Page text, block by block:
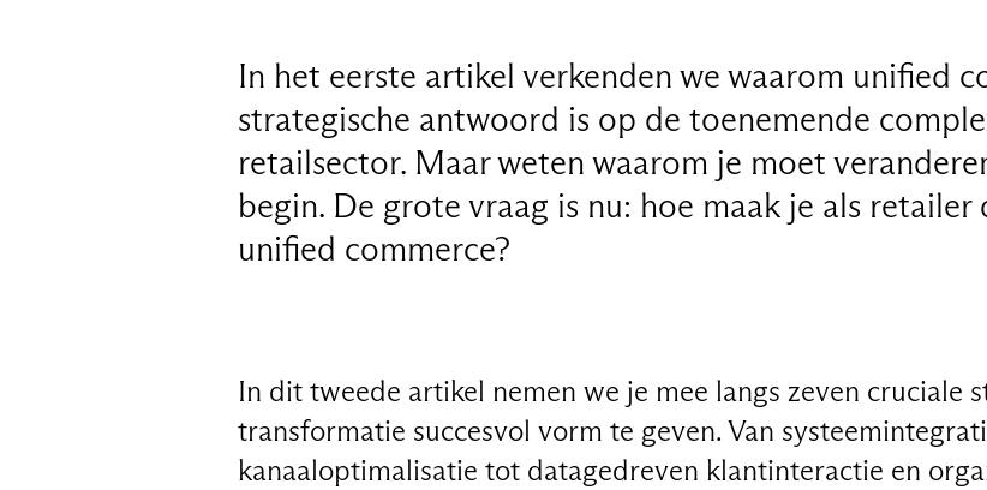
In het eerste artikel verkenden we waarom unified
strategische antwoord is op de toenemende
retailsector. Maar weten waarom je moet
begin. De grote vraag is nu: hoe maak je als retailer
unified commerce?
In dit tweede artikel nemen we je mee langs zeven cruciale
transformatie succesvol vorm te geven. Van
kanaaloptimalisatie tot datagedreven klantinteractie en